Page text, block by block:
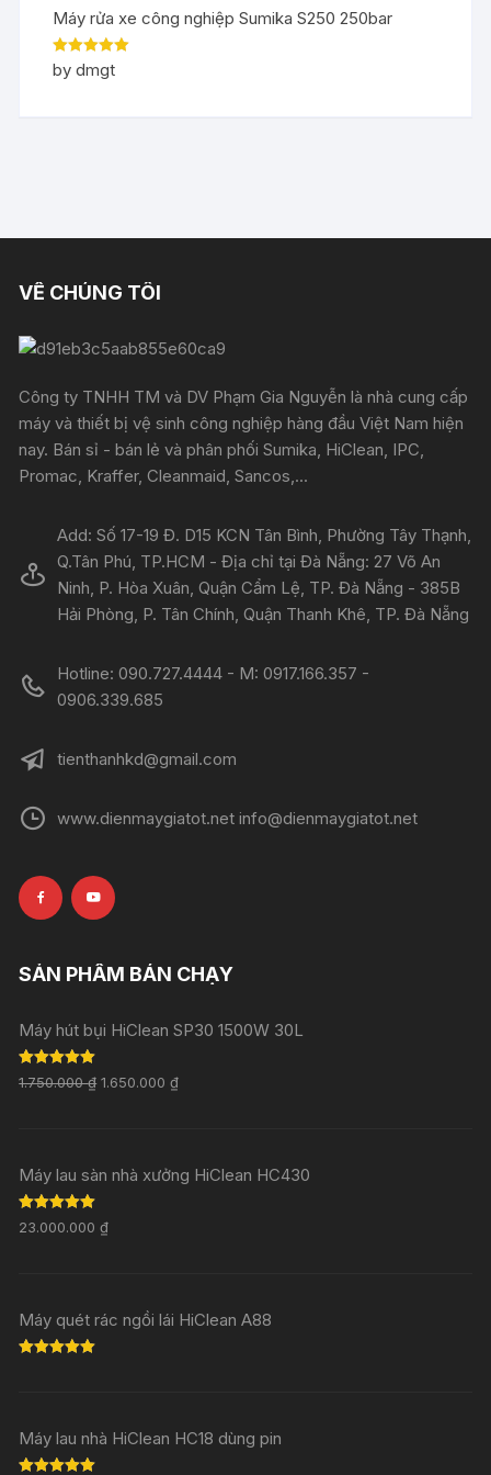
Máy rửa xe công nghiệp Sumika S250 250bar
Rated5out
of 5
by dmgt
VỀ CHÚNG TÔI
Công ty TNHH TM và DV Phạm Gia Nguyễn là nhà cung cấp
máy và thiết bị vệ sinh công nghiệp hàng đầu Việt Nam hiện
nay. Bán sỉ - bán lẻ và phân phối Sumika, HiClean, IPC,
Promac, Kraffer, Cleanmaid, Sancos,...
Add: Số 17-19 Đ. D15 KCN Tân Bình, Phường Tây Thạnh,
Q.Tân Phú, TP.HCM - Địa chỉ tại Đà Nẵng: 27 Võ An
Ninh, P. Hòa Xuân, Quận Cẩm Lệ, TP. Đà Nẵng - 385B
Hải Phòng, P. Tân Chính, Quận Thanh Khê, TP. Đà Nẵng
Hotline: 090.727.4444 - M: 0917.166.357 -
0906.339.685
tienthanhkd@gmail.com
www.dienmaygiatot.net info@dienmaygiatot.net
SẢN PHẨM BÁN CHẠY
Máy hút bụi HiClean SP30 1500W 30L
Rated 5.00
out of 5
1.750.000₫ 1.650.000₫
Máy lau sàn nhà xưởng HiClean HC430
Rated5.00
out of 5
23.000.000₫
Máy quét rác ngồi lái HiClean A88
Máy lau nhà HiClean HC18 dùng pin